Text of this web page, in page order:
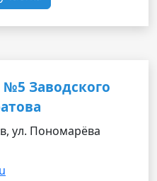
Заводского
ул. Пономарёва